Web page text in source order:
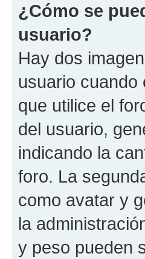
¿Cómo se
usuario?
Hay dos
usuario cuando
que utilice el
del usuario,
indicando la
foro. La
como avatar y
la
y peso pueden